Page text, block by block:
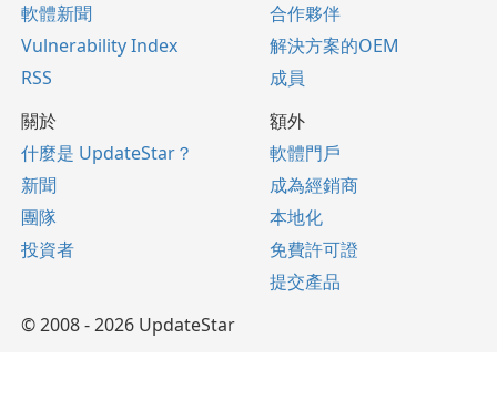
軟體新聞
Vulnerability Index
RSS
合作夥伴
解決方案的OEM
成員
關於
什麼是 UpdateStar？
新聞
團隊
投資者
額外
軟體門戶
成為經銷商
本地化
免費許可證
提交產品
© 2008 - 2026 UpdateStar